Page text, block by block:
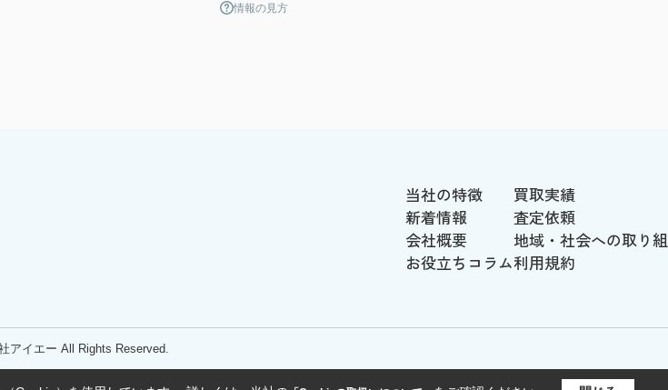
情報の見方
当社の特徴
新着情報
会社概要
お役立ちコラム
買取実績
査定依頼
地域・社会への取り
利用規約
アイエー All Rights Reserved.